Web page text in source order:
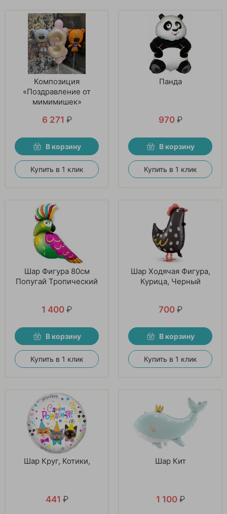
Композиция
«Поздравление от
мимимишек»
6 271 ₽
В корзину
Купить в 1 клик
Панда
970 ₽
В корзину
Купить в 1 клик
Шар Фигура 80см
Попугай Тропический
1 400 ₽
В корзину
Купить в 1 клик
Шар Ходячая Фигура,
Курица, Черный
700 ₽
В корзину
Купить в 1 клик
Шар Круг, Котики,
441 ₽
Шар Кит
1 100 ₽